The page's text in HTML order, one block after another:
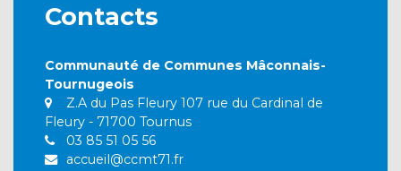
Contacts
Communauté de Communes Mâconnais-
Tournugeois
Z.A du Pas Fleury 107 rue du Cardinal de
Fleury - 71700 Tournus
03 85 51 05 56
accueil@ccmt71.fr